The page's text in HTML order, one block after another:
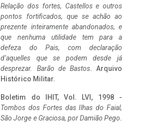
Relação dos fortes, Castellos e outros
pontos fortificados, que se achão ao
prezente inteiramente abandonados, e
que nenhuma utilidade tem para a
defeza do Pais, com declaração
d’aquelles que se podem desde já
desprezar. Barão de Bastos. Arquivo
Histórico Militar.
Boletim do IHIT, Vol. LVI, 1998 -
Tombos dos Fortes das Ilhas do Faial,
São Jorge e Graciosa, por Damião Pego.